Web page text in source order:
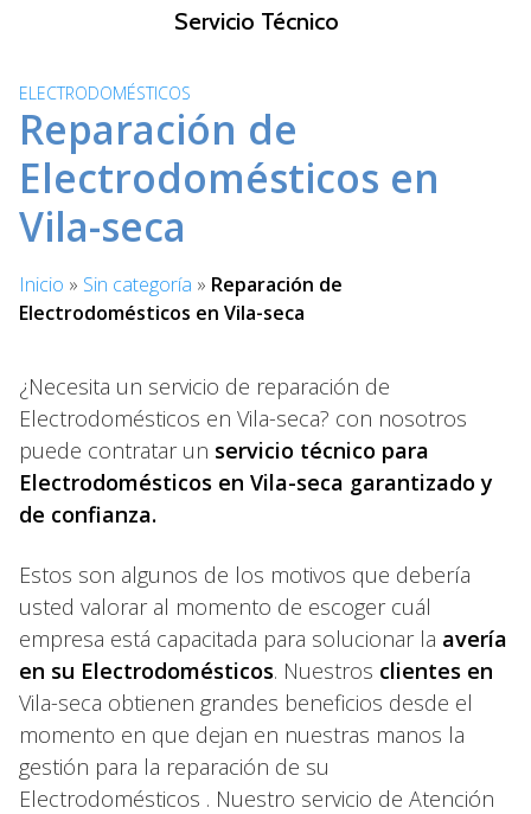
Servicio Técnico
ELECTRODOMÉSTICOS
Reparación de
Electrodomésticos en
Vila-seca
Inicio » Sin categoría » Reparación de
Electrodomésticos en Vila-seca
¿Necesita un servicio de reparación de
Electrodomésticos en Vila-seca? con nosotros
puede contratar un servicio técnico para
Electrodomésticos en Vila-seca garantizado y
de confianza.
Estos son algunos de los motivos que debería
usted valorar al momento de escoger cuál
empresa está capacitada para solucionar la avería
en su Electrodomésticos. Nuestros clientes en
Vila-seca obtienen grandes beneficios desde el
momento en que dejan en nuestras manos la
gestión para la reparación de su
Electrodomésticos . Nuestro servicio de Atención